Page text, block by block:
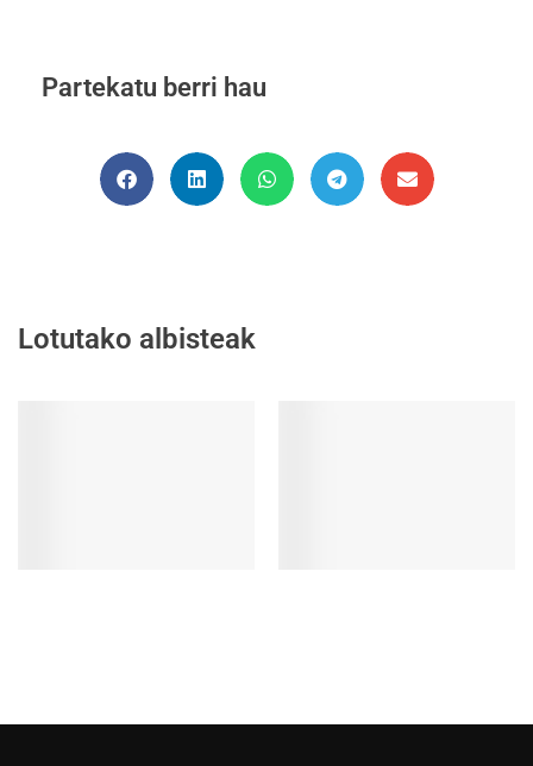
Partekatu berri hau
Lotutako albisteak